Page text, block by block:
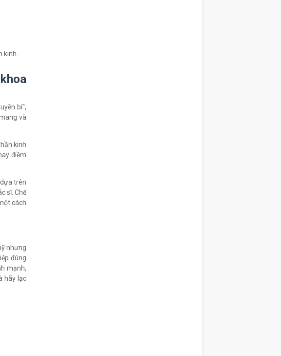
kinh.
bí",
và
kinh
điềm
trên
sĩ. Chế
cách
nhưng
đúng
mạnh,
hãy lạc